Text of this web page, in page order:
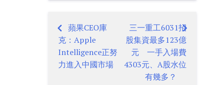
Post
navigation
蘋果CEO庫
克：Apple
Intelligence正努
力進入中國市場
三一重工6031招
股集資最多123億
元 一手入場費
4303元、A股水位
有幾多？